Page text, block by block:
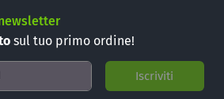
sul tuo primo ordine!